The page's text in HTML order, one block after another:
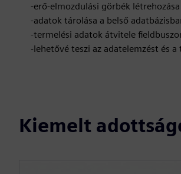
-erő-elmozdulási görbék
-adatok tárolása a belső
-termelési adatok átvitele
-lehetővé teszi az adatelemzést és
Kiemelt